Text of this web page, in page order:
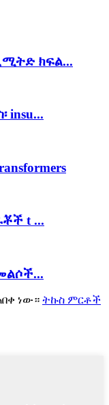
ክፍል...
insu...
t ...
ነው። ትኩስ ምርቶች